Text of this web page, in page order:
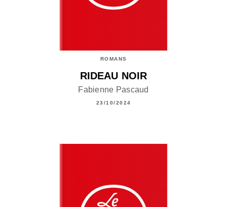
ROMANS
RIDEAU NOIR
Fabienne Pascaud
23/10/2024